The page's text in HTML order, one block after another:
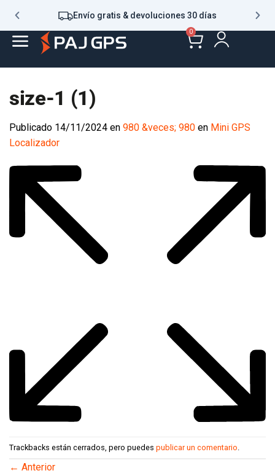
Envío gratis & devoluciones 30 días
0
size-1 (1)
Publicado 14/11/2024 en 980 &veces; 980 en Mini GPS
Localizador
Trackbacks están cerrados, pero puedes publicar un comentario
← Anterior